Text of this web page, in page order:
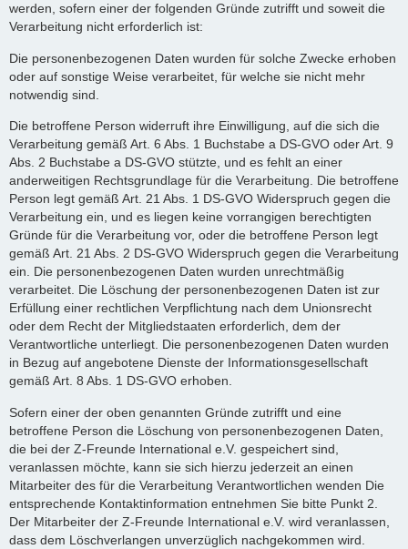
werden, sofern einer der folgenden Gründe zutrifft und soweit die
Verarbeitung nicht erforderlich ist:
Die personenbezogenen Daten wurden für solche Zwecke erhoben
oder auf sonstige Weise verarbeitet, für welche sie nicht mehr
notwendig sind.
Die betroffene Person widerruft ihre Einwilligung, auf die sich die
Verarbeitung gemäß Art. 6 Abs. 1 Buchstabe a DS-GVO oder Art. 9
Abs. 2 Buchstabe a DS-GVO stützte, und es fehlt an einer
anderweitigen Rechtsgrundlage für die Verarbeitung. Die betroffene
Person legt gemäß Art. 21 Abs. 1 DS-GVO Widerspruch gegen die
Verarbeitung ein, und es liegen keine vorrangigen berechtigten
Gründe für die Verarbeitung vor, oder die betroffene Person legt
gemäß Art. 21 Abs. 2 DS-GVO Widerspruch gegen die Verarbeitung
ein. Die personenbezogenen Daten wurden unrechtmäßig
verarbeitet. Die Löschung der personenbezogenen Daten ist zur
Erfüllung einer rechtlichen Verpflichtung nach dem Unionsrecht
oder dem Recht der Mitgliedstaaten erforderlich, dem der
Verantwortliche unterliegt. Die personenbezogenen Daten wurden
in Bezug auf angebotene Dienste der Informationsgesellschaft
gemäß Art. 8 Abs. 1 DS-GVO erhoben.
Sofern einer der oben genannten Gründe zutrifft und eine
betroffene Person die Löschung von personenbezogenen Daten,
die bei der Z-Freunde International e.V. gespeichert sind,
veranlassen möchte, kann sie sich hierzu jederzeit an einen
Mitarbeiter des für die Verarbeitung Verantwortlichen wenden Die
entsprechende Kontaktinformation entnehmen Sie bitte Punkt 2.
Der Mitarbeiter der Z-Freunde International e.V. wird veranlassen,
dass dem Löschverlangen unverzüglich nachgekommen wird.